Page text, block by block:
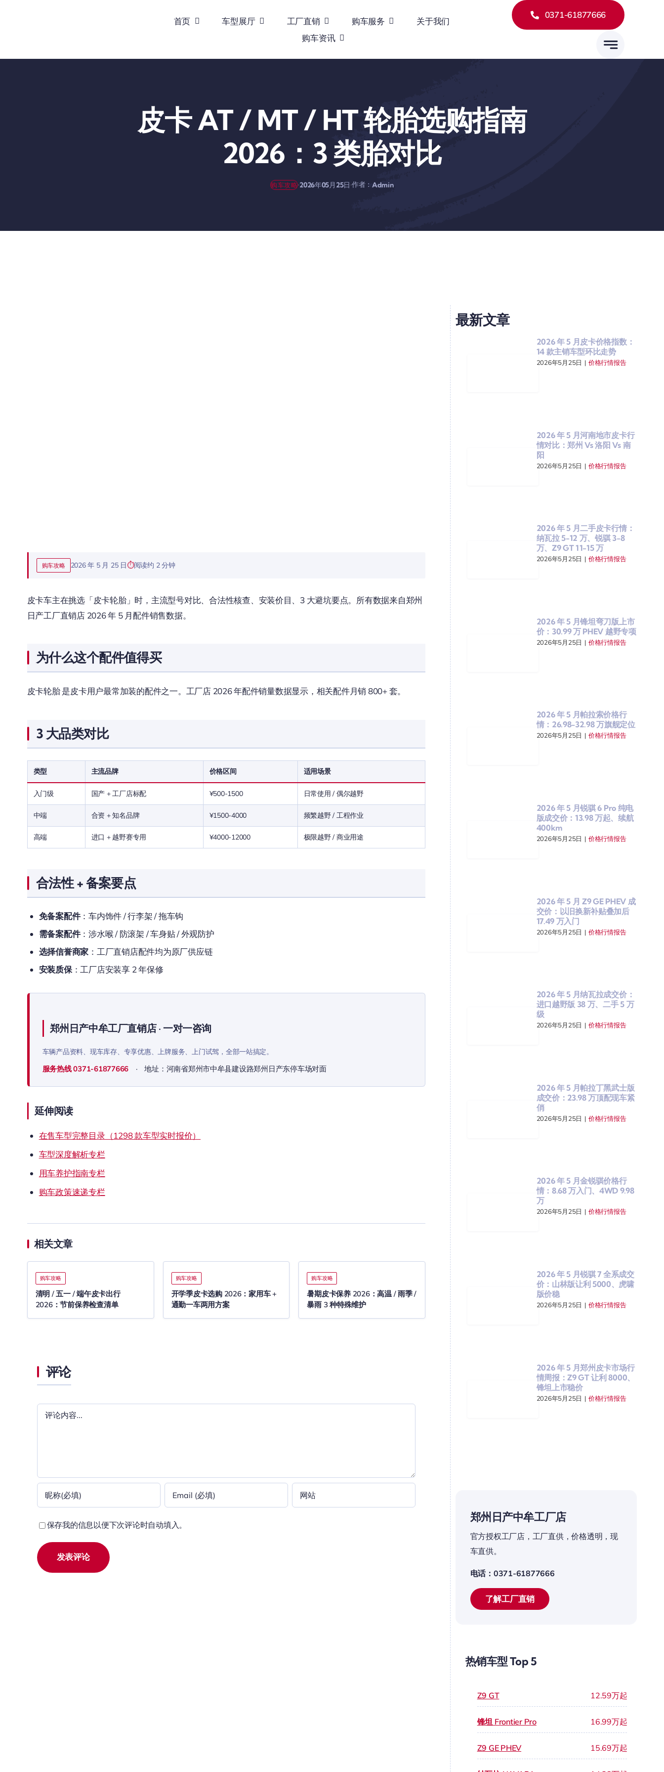
首页 车型展厅 工厂直销 购车服务
关于我们
购车资讯
0371-61877666
皮卡 AT / MT / HT 轮胎选购指南
2026：3 类胎对比
购车攻略·2026年05月25日·作者： Admin
购车攻略 2026 年 5 月 25 日 阅读约 2 分钟
皮卡车主在挑选「皮卡轮胎」时，主流型号对比、合法性核查、安装价目、3 大避坑要点。所有数据来自郑州
日产工厂直销店 2026 年 5 月配件销售数据。
为什么这个配件值得买
皮卡轮胎 是皮卡用户最常加装的配件之一。工厂店 2026 年配件销量数据显示，相关配件月销 800+ 套。
3 大品类对比
类型 主流品牌 价格区间 适用场景
入门级 国产 + 工厂店标配 ¥500-1500 日常使用 / 偶尔越野
中端 合资 + 知名品牌 ¥1500-4000 频繁越野 / 工程作业
高端 进口 + 越野赛专用 ¥4000-12000 极限越野 / 商业用途
合法性 + 备案要点
免备案配件：车内饰件 / 行李架 / 拖车钩
需备案配件：涉水喉 / 防滚架 / 车身贴 / 外观防护
选择信誉商家 ：工厂直销店配件均为原厂供应链
安装质保：工厂店安装享 2 年保修
郑州日产中牟工厂直销店 · 一对一咨询
车辆产品资料、现车库存、专享优惠、上牌服务、上门试驾，全部一站搞定。
服务热线0371-61877666 · 地址：河南省郑州市中牟县建设路郑州日产东停车场对面
延伸阅读
在售车型完整目录（1298 款车型实时报价）
车型深度解析专栏
用车养护指南专栏
购车政策速递专栏
相关文章
购车攻略
清明 / 五一 / 端午皮卡出行
2026：节前保养检查清单
购车攻略
开学季皮卡选购 2026：家用车 +
通勤一车两用方案
购车攻略
暑期皮卡保养 2026：高温 / 雨季 /
暴雨 3 种特殊维护
评论
保存我的信息以便下次评论时自动填入。
最新文章
2026 年 5 月皮卡价格指数：
14 款主销车型环比走势
2026年5月25日 | 价格行情报告
2026 年 5 月河南地市皮卡行
情对比：郑州 Vs 洛阳 Vs 南
阳
2026年5月25日 | 价格行情报告
2026 年 5 月二手皮卡行情：
纳瓦拉 5-12 万、锐骐 3-8
万、Z9 GT 11-15 万
2026年5月25日 | 价格行情报告
2026 年 5 月锋坦弯刀版上市
价：30.99 万 PHEV 越野专项
2026年5月25日 | 价格行情报告
2026 年 5 月帕拉索价格行
情：26.98-32.98 万旗舰定位
2026年5月25日 | 价格行情报告
2026 年 5 月锐骐 6 Pro 纯电
版成交价：13.98 万起、续航
400km
2026年5月25日 | 价格行情报告
2026 年 5 月 Z9 GE PHEV 成
交价：以旧换新补贴叠加后
17.49 万入门
2026年5月25日 | 价格行情报告
2026 年 5 月纳瓦拉成交价：
进口越野版 38 万、二手 5 万
级
2026年5月25日 | 价格行情报告
2026 年 5 月帕拉丁黑武士版
成交价：23.98 万顶配现车紧
俏
2026年5月25日 | 价格行情报告
2026 年 5 月金锐骐价格行
情：8.68 万入门、4WD 9.98
万
2026年5月25日 | 价格行情报告
2026 年 5 月锐骐 7 全系成交
价：山林版让利 5000、虎啸
版价稳
2026年5月25日 | 价格行情报告
2026 年 5 月郑州皮卡市场行
情周报：Z9 GT 让利 8000、
锋坦上市稳价
2026年5月25日 | 价格行情报告
郑州日产中牟工厂店
官方授权工厂店，工厂直供，价格透明，现
车直供。
电话：0371-61877666
了解工厂直销
热销车型 Top 5
Z9 GT 12.59万起
锋坦 Frontier Pro 16.99万起
Z9 GE PHEV 15.69万起